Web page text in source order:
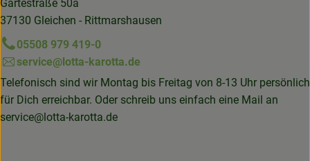
Gartestraße 50a
37130 Gleichen - Rittmarshausen
05508 979 419-0
service@lotta-karotta.de
Telefonisch sind wir Montag bis Freitag von 8-13 Uhr persönlich
für Dich erreichbar. Oder schreib uns einfach eine Mail an
service@lotta-karotta.de